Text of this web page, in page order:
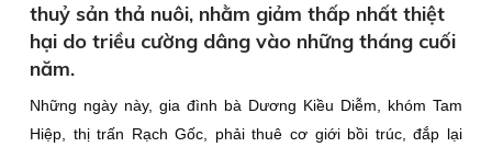
thuỷ sản thả nuôi, nhằm giảm thấp nhất thiệt
hại do triều cường dâng vào những tháng cuối
năm.
Những ngày này, gia đình bà Dương Kiều Diễm, khóm Tam
Hiệp, thị trấn Rạch Gốc, phải thuê cơ giới bồi trúc, đắp lại